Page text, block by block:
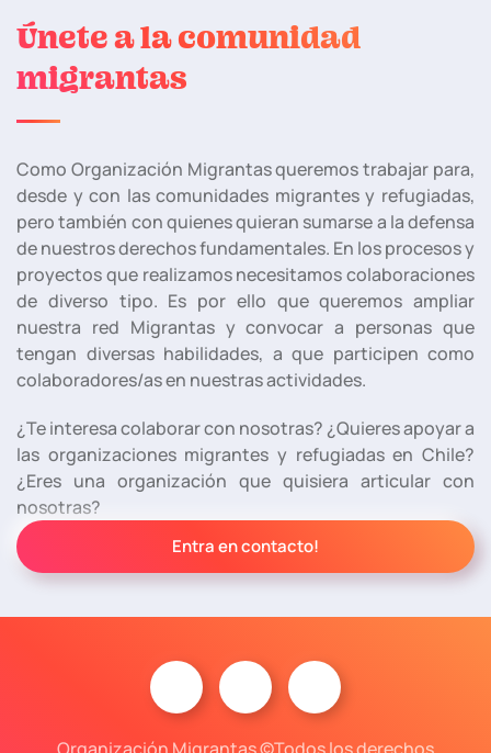
Únete a la comunidad
migrantas
Como Organización Migrantas queremos trabajar para,
desde y con las comunidades migrantes y refugiadas,
pero también con quienes quieran sumarse a la defensa
de nuestros derechos fundamentales. En los procesos y
proyectos que realizamos necesitamos colaboraciones
de diverso tipo. Es por ello que queremos ampliar
nuestra red Migrantas y convocar a personas que
tengan diversas habilidades, a que participen como
colaboradores/as en nuestras actividades.
¿Te interesa colaborar con nosotras? ¿Quieres apoyar a
las organizaciones migrantes y refugiadas en Chile?
¿Eres una organización que quisiera articular con
nosotras?
Entra en contacto!